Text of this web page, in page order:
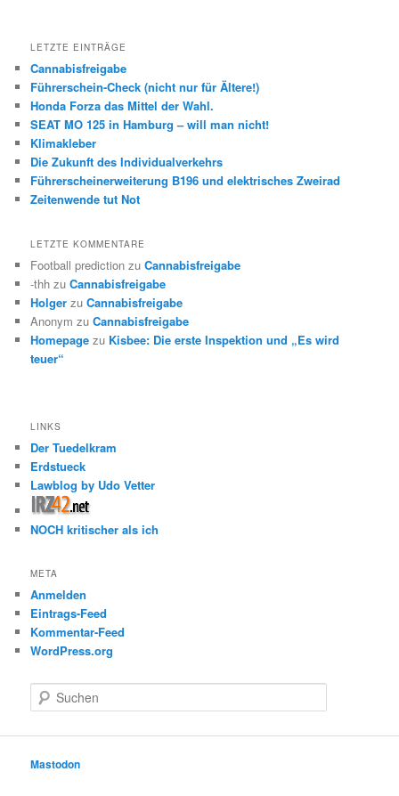
LETZTE EINTRÄGE
Cannabisfreigabe
Führerschein-Check (nicht nur für Ältere!)
Honda Forza das Mittel der Wahl.
SEAT MO 125 in Hamburg – will man nicht!
Klimakleber
Die Zukunft des Individualverkehrs
Führerscheinerweiterung B196 und elektrisches Zweirad
Zeitenwende tut Not
LETZTE KOMMENTARE
Football prediction zuCannabisfreigabe
-thh zuCannabisfreigabe
Holger zuCannabisfreigabe
Anonym zuCannabisfreigabe
Homepage zu Kisbee: Die erste Inspektion und „Es wird
teuer“
LINKS
Der Tuedelkram
Erdstueck
Lawblog by Udo Vetter
NOCH kritischer als ich
META
Anmelden
Eintrags-Feed
Kommentar-Feed
WordPress.org
u
e
Mastodon